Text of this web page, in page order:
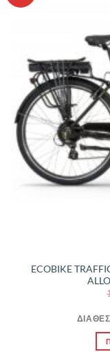
ECOBIKE